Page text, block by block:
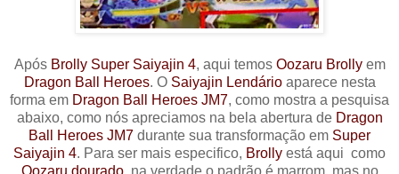
Após Brolly Super Saiyajin 4, aqui temos Oozaru Brollyem
Dragon Ball Heroes. O Saiyajin Lendárioaparece nesta
forma em Dragon Ball Heroes JM7, como mostra a pesquisa
abaixo, como nós apreciamos na bela abertura de Dragon
Ball Heroes JM7 durante sua transformação em Super
Saiyajin 4. Para ser mais especifico, Brolly está aqui como
Oozaru dourado, na verdade o padrão é marrom, mas no